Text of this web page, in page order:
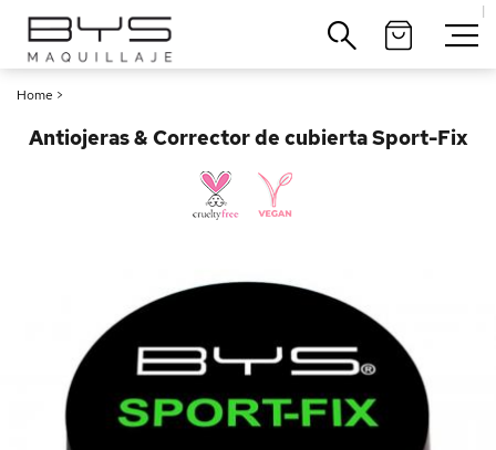
|
Home >
Antiojeras & Corrector de cubierta Sport-Fix
Cerrar